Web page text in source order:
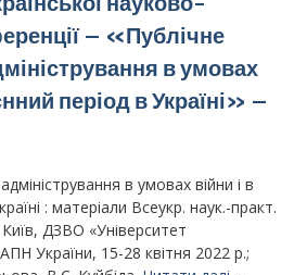
– «Публічне
в умовах
період в Україні» –
в умовах війни і в
: матеріали Всеукр. наук.-практ.
ДЗВО «Університет
України, 15-28 квітня 2022 р.;